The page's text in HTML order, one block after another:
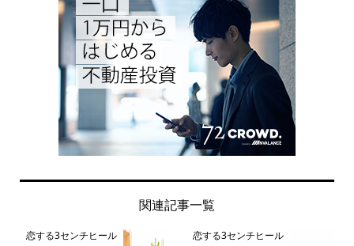
関連記事一覧
恋する3センチヒール 恋する3センチヒール